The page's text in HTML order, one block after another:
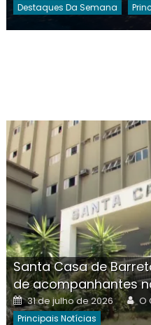
Destaques Da Semana
Santa Casa de
de acompanhantes
Posted
on
31 de julho de 2026 O
Principais Notícias